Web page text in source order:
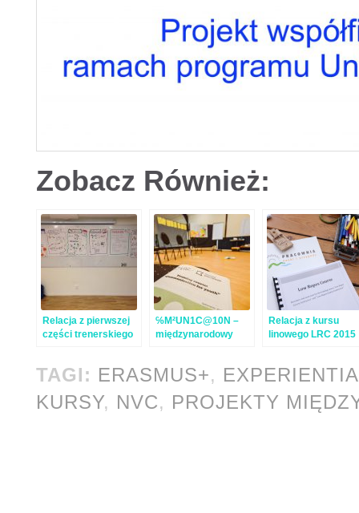
Zobacz Również:
Relacja z pierwszej
części trenerskiego
℅M²UN1C@10N –
międzynarodowy
Relacja z kursu
linowego LRC 2015
TAGI: ERASMUS+,
KURSY, NVC, PROJEKTY